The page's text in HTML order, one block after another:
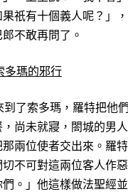
祇有十個義人呢？」
不敢再問了。
多瑪的邪行
了索多瑪，羅特把他
尚未就寢，閤城的男
兩位使者交出來。羅
不可對這兩位客人作
。」他這樣做法聖經